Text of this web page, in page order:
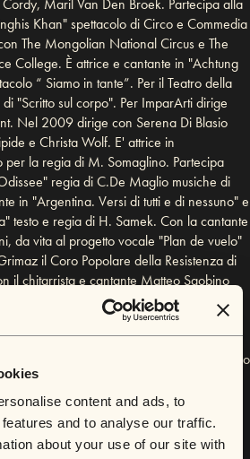
content and ads, to
and to analyse our traffic.
about your use of our site with
Maril Van Den Broek. Partecipa alla
Khan" spettacolo di Circo e Commedia
The Mongolian National Circus e The
College. È attrice e cantante in "Achtung
“ Siamo in tante”. Per il Teatro della
"Scritto sul corpo". Per ImparArti dirige
Nel 2009 dirige con Serena Di Blasio
e Christa Wolf. E' attrice in
per la regia di M. Somaglino. Partecipa
regia di C.De Maglio musiche di
in "Argentina. Versi di tutti e di nessuno" e
testo e regia di H. Samek. Con la cantante
da vita al progetto vocale "Plan de vuelo"
il Coro Popolare della Resistenza di
il chitarrista e cantante Matteo Sgobino
Modotti, gli occhi e le mani” su
da cui nasce l'omonimo CD coprodotto
MATTEO SGOBINO Laureato presso la
Antropologia Culturale, ha diretto lo studio
dette “Altre” e in particolare nell’ambito
diversi soggiorni di ricerca in India
Nel 2006 ha inciso con il gruppo
Godo ma cado per la casa discografica